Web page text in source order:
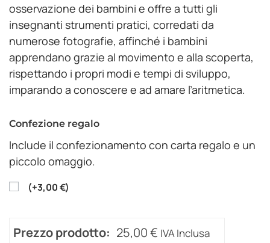
osservazione dei bambini e offre a tutti gli
insegnanti strumenti pratici, corredati da
numerose fotografie, affinché i bambini
apprendano grazie al movimento e alla scoperta,
rispettando i propri modi e tempi di sviluppo,
imparando a conoscere e ad amare l’aritmetica.
Confezione regalo
Include il confezionamento con carta regalo e un
piccolo omaggio.
(+3,00€)
Prezzo prodotto: 25,00€ IVA Inclusa